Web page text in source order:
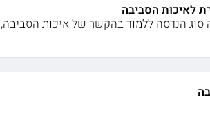
לאיכות הסביבה
סוג הנדסה ללמוד בהקשר של איכות הסביבה,